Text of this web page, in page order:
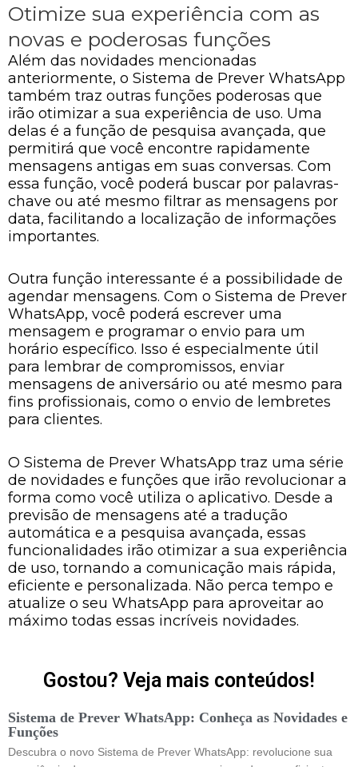
Otimize sua experiência com as
novas e poderosas funções
Além das novidades mencionadas
anteriormente, o Sistema de Prever WhatsApp
também traz outras funções poderosas que
irão otimizar a sua experiência de uso. Uma
delas é a função de pesquisa avançada, que
permitirá que você encontre rapidamente
mensagens antigas em suas conversas. Com
essa função, você poderá buscar por palavras-
chave ou até mesmo filtrar as mensagens por
data, facilitando a localização de informações
importantes.
Outra função interessante é a possibilidade de
agendar mensagens. Com o Sistema de Prever
WhatsApp, você poderá escrever uma
mensagem e programar o envio para um
horário específico. Isso é especialmente útil
para lembrar de compromissos, enviar
mensagens de aniversário ou até mesmo para
fins profissionais, como o envio de lembretes
para clientes.
O Sistema de Prever WhatsApp traz uma série
de novidades e funções que irão revolucionar a
forma como você utiliza o aplicativo. Desde a
previsão de mensagens até a tradução
automática e a pesquisa avançada, essas
funcionalidades irão otimizar a sua experiência
de uso, tornando a comunicação mais rápida,
eficiente e personalizada. Não perca tempo e
atualize o seu WhatsApp para aproveitar ao
máximo todas essas incríveis novidades.
Gostou? Veja mais conteúdos!
Sistema de Prever WhatsApp: Conheça as Novidades e
Funções
Descubra o novo Sistema de Prever WhatsApp: revolucione sua